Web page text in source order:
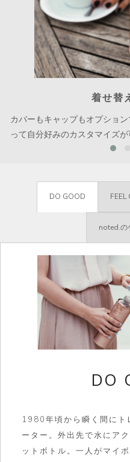
着せ替
カバーもキャップもオプショ
って自分好みのカスタマイズが
DO GOOD FEEL
noted.の
DO
1980年頃から瞬く間にト
ーター。外出先で水にア
ットボトル。一人がマイ